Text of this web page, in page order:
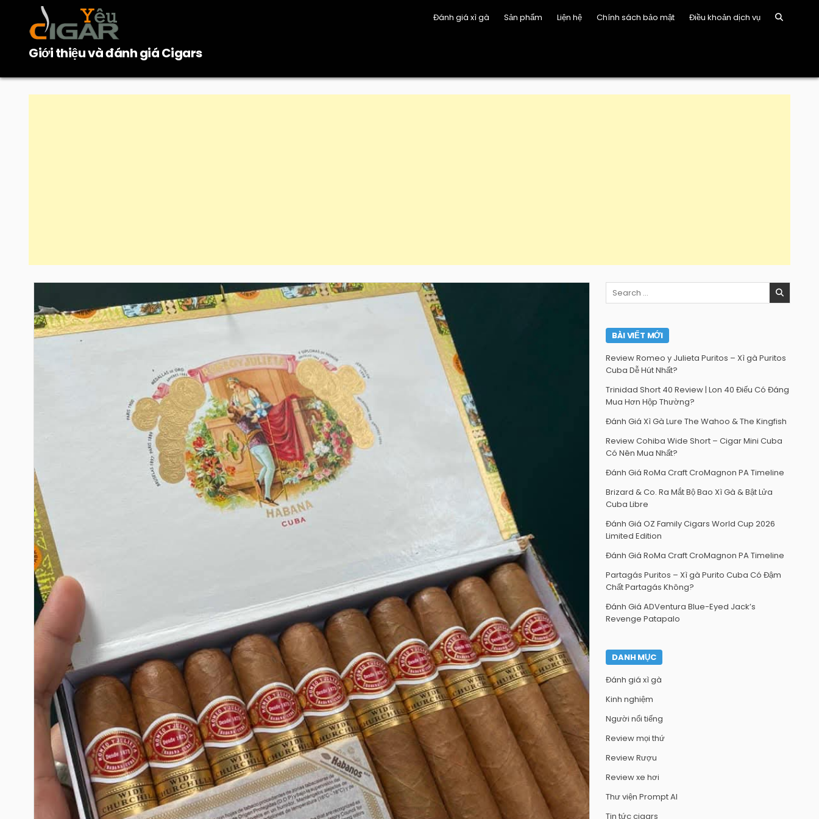
content
Giới thiệu và đánh giá Cigars
Đánh giá xì gà Sản phẩm Liện hệ Chính sách bảo mật Điều khoản dịch vụ
Search
for:
BÀI VIẾT MỚI
Review Romeo y Julieta Puritos – Xì gà Puritos
Cuba Dễ Hút Nhất?
Trinidad Short 40 Review | Lon 40 Điếu Có Đáng
Mua Hơn Hộp Thường?
Đánh Giá Xì Gà Lure The Wahoo & The Kingfish
Review Cohiba Wide Short – Cigar Mini Cuba
Có Nên Mua Nhất?
Đánh Giá RoMa Craft CroMagnon PA Timeline
Brizard & Co. Ra Mắt Bộ Bao Xì Gà & Bật Lửa
Cuba Libre
Đánh Giá OZ Family Cigars World Cup 2026
Limited Edition
Đánh Giá RoMa Craft CroMagnon PA Timeline
Partagás Puritos – Xì gà Purito Cuba Có Đậm
Chất Partagás Không?
Đánh Giá ADVentura Blue-Eyed Jack’s
Revenge Patapalo
DANH MỤC
Đánh giá xì gà
Kinh nghiệm
Người nổi tiếng
Review mọi thứ
Review Rượu
Review xe hơi
Thư viện Prompt AI
Tin tức cigars